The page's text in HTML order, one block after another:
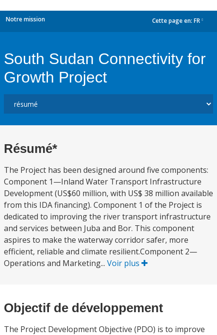
Notre mission Cette page en: FR
South Sudan Connectivity for
Growth Project
Résumé*
The Project has been designed around five components:
Component 1—Inland Water Transport Infrastructure
Development (US$60 million, with US$ 38 million available
from this IDA financing). Component 1 of the Project is
dedicated to improving the river transport infrastructure
and services between Juba and Bor. This component
aspires to make the waterway corridor safer, more
efficient, reliable and climate resilient.Component 2—
Operations and Marketing... Voir plus
Objectif de développement
The Project Development Objective (PDO) is to improve